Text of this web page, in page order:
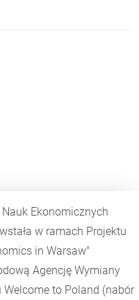
Ekonomicznych
w ramach Projektu
in Warsaw"
Agencję Wymiany
Welcome to Poland (nabór